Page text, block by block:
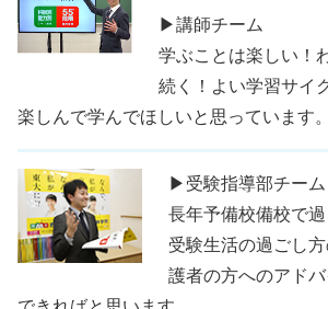
▶講師チーム
学ぶことは楽しい
続く！よい学習サイ
楽しんで学んでほしいと思っています。
▶受験指導部チーム
長年予備校備校で過
受験生活の過ごし
護者の方へのアド